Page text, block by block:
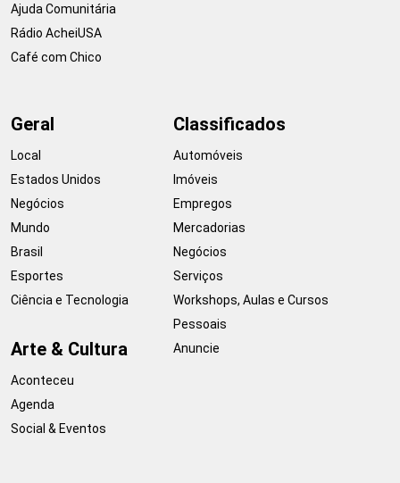
Ajuda Comunitária
Rádio AcheiUSA
Café com Chico
Geral
Local
Estados Unidos
Negócios
Mundo
Brasil
Esportes
Ciência e Tecnologia
Arte & Cultura
Aconteceu
Agenda
Social & Eventos
Classificados
Automóveis
Imóveis
Empregos
Mercadorias
Negócios
Serviços
Workshops, Aulas e Cursos
Pessoais
Anuncie